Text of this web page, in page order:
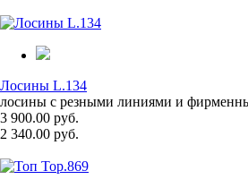
Лосины L.134
лосины с резными линиями и
3 900.00 руб.
2 340.00 руб.